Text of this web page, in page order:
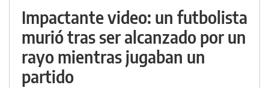
Impactante video: un futbolista
murió tras ser alcanzado por un
rayo mientras jugaban un
partido